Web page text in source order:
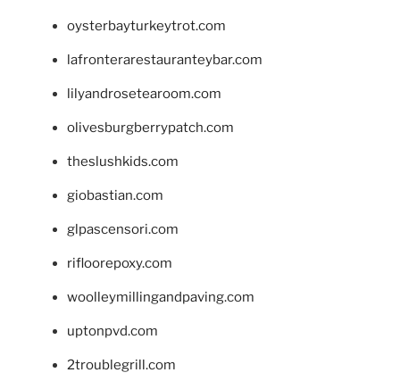
oysterbayturkeytrot.com
lafronterarestauranteybar.com
lilyandrosetearoom.com
olivesburgberrypatch.com
theslushkids.com
giobastian.com
glpascensori.com
rifloorepoxy.com
woolleymillingandpaving.com
uptonpvd.com
2troublegrill.com